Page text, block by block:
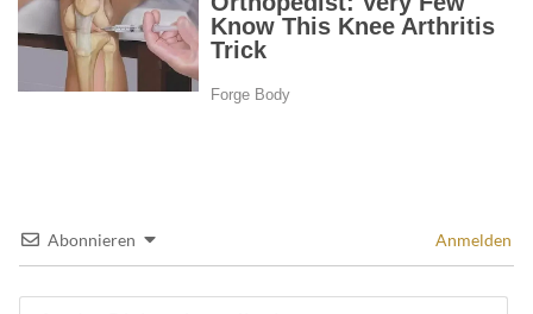
Abonnieren Anmelden